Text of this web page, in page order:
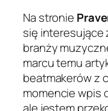
Na stronie
się interesujące
branży
marcu temu
beatmakerów z
momencie wpis